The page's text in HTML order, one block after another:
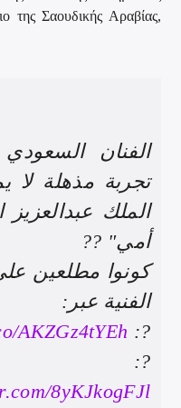
της Σαουδικής Αραβίας,
الفنان
تجربة مذهلة لا
الملك عبدالعزيز
أمي" ??
كونوا مطلعين
الفنية عبر:
?:
AKZGz4tYEh
8yKJkogFJl